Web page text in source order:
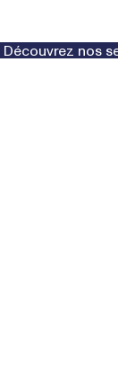
Découvrez nos